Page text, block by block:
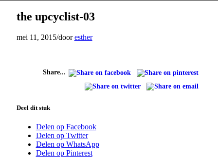
the upcyclist-03
mei 11, 2015/dooresther
Share...
Deel dit stuk
Delen op Facebook
Delen op Twitter
Delen op WhatsApp
Delen op Pinterest